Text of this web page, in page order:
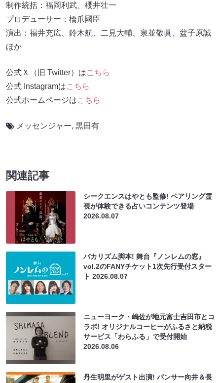
制作統括：福岡利武、櫻井壮一
プロデューサー：橋爪國臣
演出：福井充広、鈴木航、二見大輔、泉並敬眞、盆子原誠
ほか
公式Ｘ（旧 Twitter）はこちら
公式 Instagramはこちら
公式ホームページはこちら
メッセンジャー, 黒田有
関連記事
シークエンスはやとも監修! ペアリング霊
視が体験できる占いコンテンツ登場
2026.08.07
バカリズム脚本! 舞台『ノンレムの窓』
vol.2のFANYチケット1次先行受付スター
ト2026.08.07
ニューヨーク・嶋佐が地元富士吉田市とコ
ラボ! オリジナルコーヒーがふるさと納税
サービス「わらふる」で受付開始
2026.08.06
丹生明里がゲスト出演! パンサー向井＆長